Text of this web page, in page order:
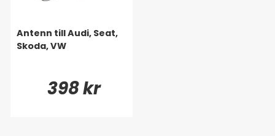
Antenn till Audi, Seat,
Skoda, VW
398 kr